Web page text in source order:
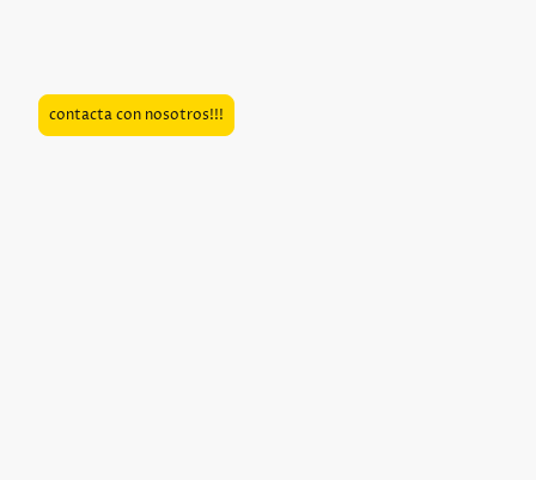
contacta con nosotros!!!